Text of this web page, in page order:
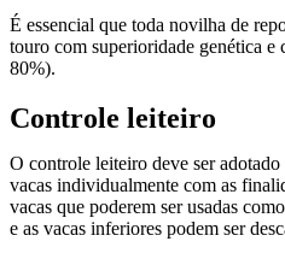
É essencial que toda novilha de
touro com superioridade genética
80%).
Controle leiteiro
O controle leiteiro deve ser
vacas individualmente com as
vacas que poderem ser usadas
e as vacas inferiores podem ser